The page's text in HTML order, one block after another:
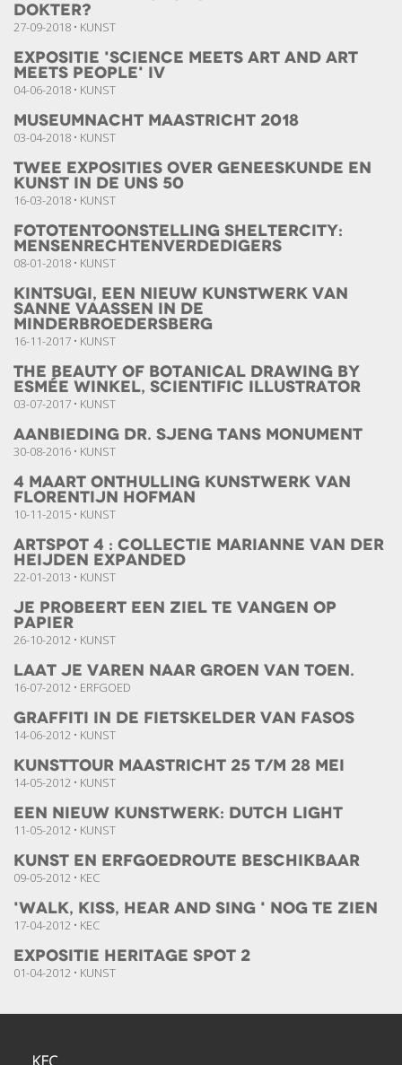
dokter?
27-09-2018 • KUNST
Expositie 'Science meets Art and Art
meets People' IV
04-06-2018 • KUNST
Museumnacht Maastricht 2018
03-04-2018 • KUNST
Twee exposities over geneeskunde en
kunst in de UNS 50
16-03-2018 • KUNST
fototentoonstelling Sheltercity:
mensenrechtenverdedigers
08-01-2018 • KUNST
Kintsugi, een nieuw kunstwerk van
Sanne Vaassen in de
Minderbroedersberg
16-11-2017 • KUNST
The Beauty of Botanical Drawing by
Esmée Winkel, scientific illustrator
03-07-2017 • KUNST
Aanbieding Dr. Sjeng Tans Monument
30-08-2016 • KUNST
4 Maart Onthulling kunstwerk van
Florentijn Hofman
10-11-2015 • KUNST
Artspot 4 : Collectie Marianne van der
Heijden Expanded
22-01-2013 • KUNST
Je probeert een ziel te vangen op
papier
26-10-2012 • KUNST
Laat je varen naar Groen van Toen.
16-07-2012 • ERFGOED
Graffiti in de fietskelder van Fasos
14-06-2012 • KUNST
Kunsttour Maastricht 25 t/m 28 mei
14-05-2012 • KUNST
Een nieuw kunstwerk: Dutch Light
11-05-2012 • KUNST
Kunst en Erfgoedroute beschikbaar
09-05-2012 • KEC
'Walk, Kiss, Hear and Sing ' nog te zien
17-04-2012 • KEC
Expositie Heritage Spot 2
01-04-2012 • KUNST